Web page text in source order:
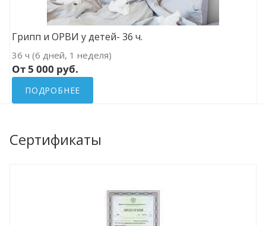
Грипп и ОРВИ у детей- 36 ч.
36 ч (6 дней, 1 неделя)
От 5 000 руб.
ПОДРОБНЕЕ
Сертификаты